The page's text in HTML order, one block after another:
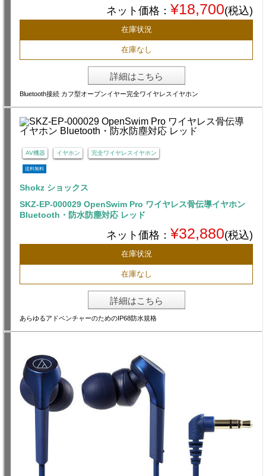
ネット価格： ¥18,700(税込)
在庫状況
在庫なし
詳細はこちら
Bluetooth接続 カフ型オープンイヤー完全ワイヤレスイヤホン
AV機器 イヤホン 完全ワイヤレスイヤホン
送料無料
Shokz ショックス
SKZ-EP-000029 OpenSwim Pro ワイヤレス骨伝導イヤホン
Bluetooth・防水防塵対応 レッド
ネット価格： ¥32,880(税込)
在庫状況
在庫なし
詳細はこちら
あらゆるアドベンチャーのためのIP68防水規格